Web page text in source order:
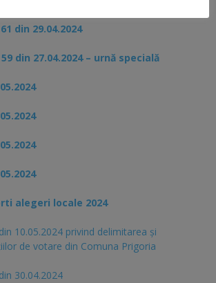
din 29.04.2024
din 27.04.2024 – urnă specială
alegeri locale 2024
10.05.2024 privind delimitarea și
de votare din Comuna Prigoria
30.04.2024